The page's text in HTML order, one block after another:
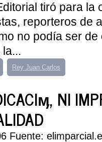
tiró para la
reporteros de
no podía ser
Rey Juan Carlos
NI
Fuente: